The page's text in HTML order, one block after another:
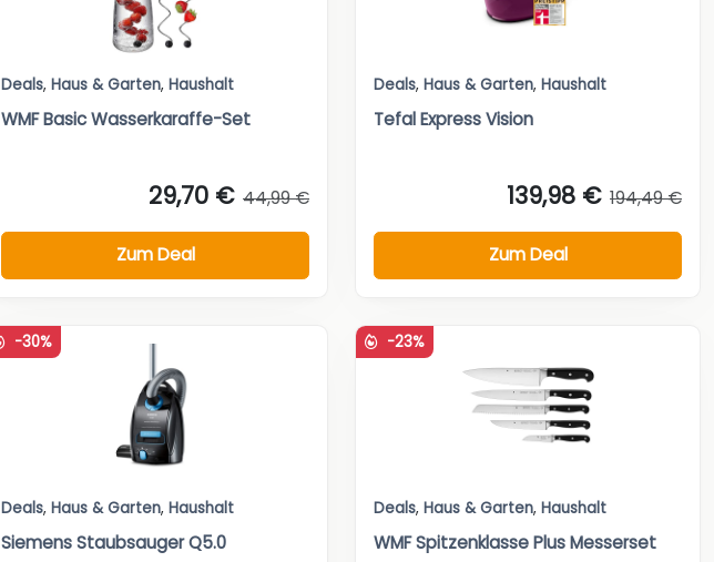
Deals, Haus & Garten, Haushalt
WMF Basic Wasserkaraffe-Set
29,70 € 44,99 €
Zum Deal
Deals, Haus & Garten, Haushalt
Tefal Express Vision
139,98 € 194,49 €
Zum Deal
-30%
Deals, Haus & Garten, Haushalt
Siemens Staubsauger Q5.0
-23%
Deals, Haus & Garten, Haushalt
WMF Spitzenklasse Plus Messerset